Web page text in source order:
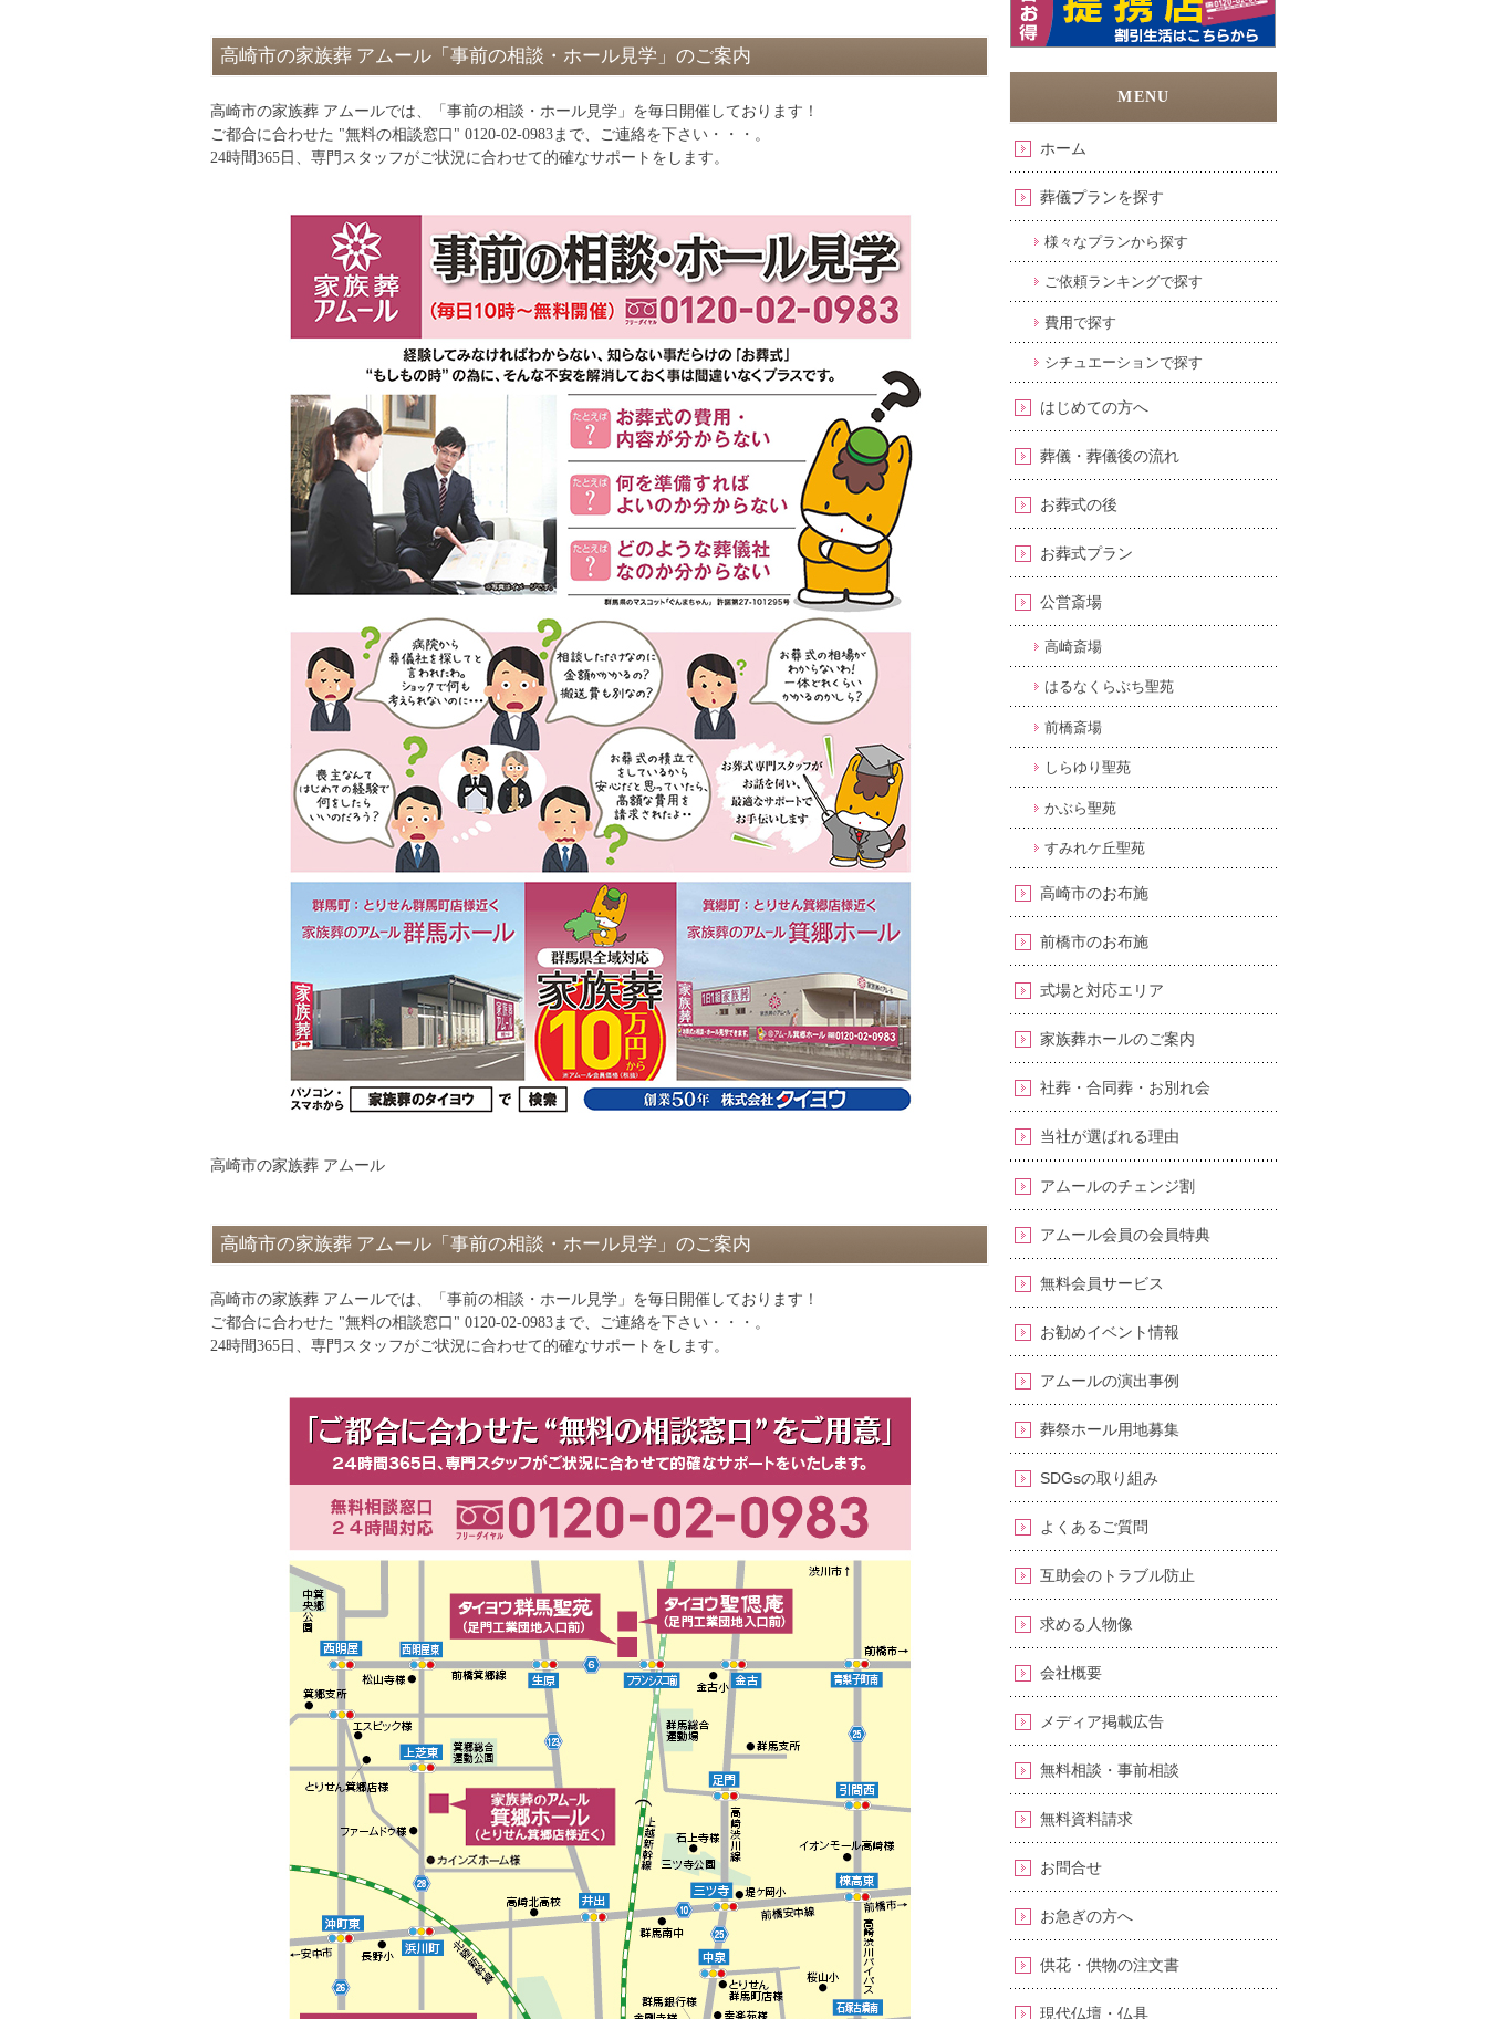
高崎市の家族葬 アムール「事前の相談・ホール見学」のご案内
高崎市の家族葬 アムールでは、「事前の相談・ホール見学」を毎日開催しております！
ご都合に合わせた "無料の相談窓口" 0120-02-0983まで、ご連絡を下さい・・・。
24時間365日、専門スタッフがご状況に合わせて的確なサポートをします。
高崎市の家族葬 アムール
高崎市の家族葬 アムール「事前の相談・ホール見学」のご案内
高崎市の家族葬 アムールでは、「事前の相談・ホール見学」を毎日開催しております！
ご都合に合わせた "無料の相談窓口" 0120-02-0983まで、ご連絡を下さい・・・。
24時間365日、専門スタッフがご状況に合わせて的確なサポートをします。
ホーム
葬儀プランを探す
様々なプランから探す
ご依頼ランキングで探す
費用で探す
シチュエーションで探す
はじめての方へ
葬儀・葬儀後の流れ
お葬式の後
お葬式プラン
公営斎場
高崎斎場
はるなくらぶち聖苑
前橋斎場
しらゆり聖苑
かぶら聖苑
すみれケ丘聖苑
高崎市のお布施
前橋市のお布施
式場と対応エリア
家族葬ホールのご案内
社葬・合同葬・お別れ会
当社が選ばれる理由
アムールのチェンジ割
アムール会員の会員特典
無料会員サービス
お勧めイベント情報
アムールの演出事例
葬祭ホール用地募集
SDGsの取り組み
よくあるご質問
互助会のトラブル防止
求める人物像
会社概要
メディア掲載広告
無料相談・事前相談
無料資料請求
お問合せ
お急ぎの方へ
供花・供物の注文書
現代仏壇・仏具